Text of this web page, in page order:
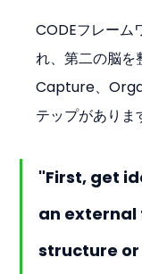
CODEフレーム
れ、第二の脳を
Capture、
テップがありま
"First, get
an external
structure or